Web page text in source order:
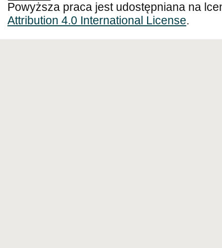
Powyższa praca jest udostępniana na
Attribution 4.0 International License.